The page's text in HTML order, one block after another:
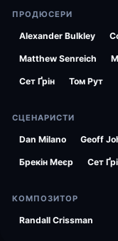
ПРОДЮСЕРИ
Alexander Bulkley
Matthew Senreich
Сет Ґрін Том Рут
СЦЕНАРИСТИ
Dan Milano Geoff
Брекін Меєр Сет
КОМПОЗИТОР
Randall Crissman